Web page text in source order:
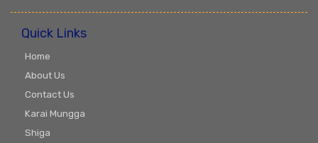
Quick Links
Home
About Us
Contact Us
Karai Mungga
Shiga